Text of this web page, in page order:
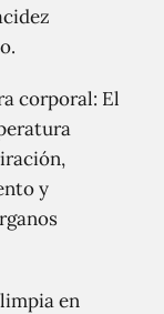
corporal: El
y
en